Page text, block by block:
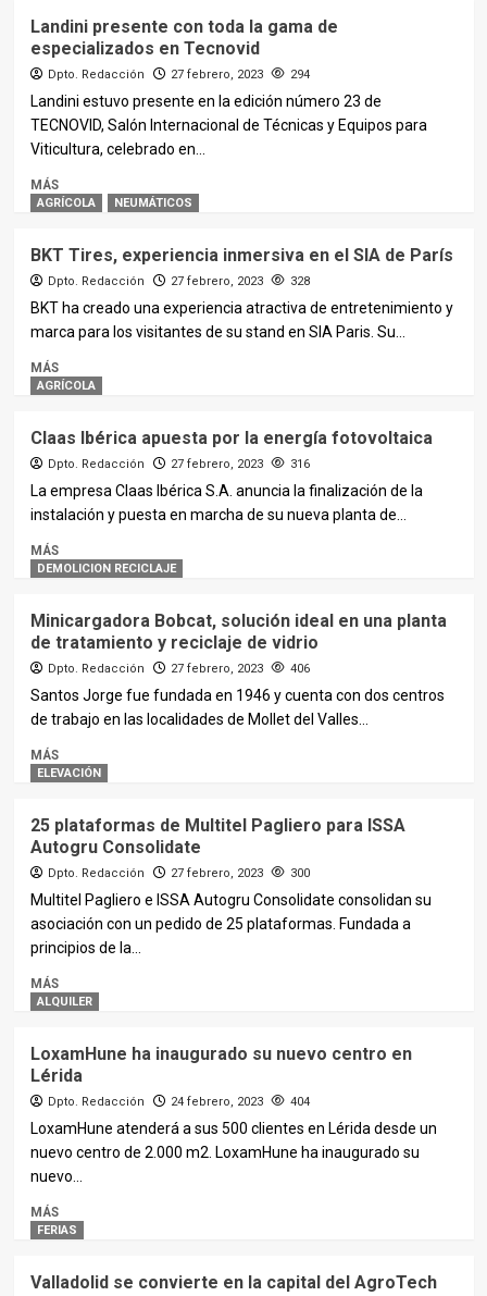
Landini presente con toda la gama de
especializados en Tecnovid
Dpto. Redacción 27 febrero, 2023 294
Landini estuvo presente en la edición número 23 de
TECNOVID, Salón Internacional de Técnicas y Equipos para
Viticultura, celebrado en...
MÁS
AGRÍCOLA NEUMÁTICOS
BKT Tires, experiencia inmersiva en el SIA de París
Dpto. Redacción 27 febrero, 2023 328
BKT ha creado una experiencia atractiva de entretenimiento y
marca para los visitantes de su stand en SIA Paris. Su...
MÁS
AGRÍCOLA
Claas Ibérica apuesta por la energía fotovoltaica
Dpto. Redacción 27 febrero, 2023 316
La empresa Claas Ibérica S.A. anuncia la finalización de la
instalación y puesta en marcha de su nueva planta de...
MÁS
DEMOLICION RECICLAJE
Minicargadora Bobcat, solución ideal en una planta
de tratamiento y reciclaje de vidrio
Dpto. Redacción 27 febrero, 2023 406
Santos Jorge fue fundada en 1946 y cuenta con dos centros
de trabajo en las localidades de Mollet del Valles...
MÁS
ELEVACIÓN
25 plataformas de Multitel Pagliero para ISSA
Autogru Consolidate
Dpto. Redacción 27 febrero, 2023 300
Multitel Pagliero e ISSA Autogru Consolidate consolidan su
asociación con un pedido de 25 plataformas. Fundada a
principios de la...
MÁS
ALQUILER
LoxamHune ha inaugurado su nuevo centro en
Lérida
Dpto. Redacción 24 febrero, 2023 404
LoxamHune atenderá a sus 500 clientes en Lérida desde un
nuevo centro de 2.000 m2. LoxamHune ha inaugurado su
nuevo...
MÁS
FERIAS
Valladolid se convierte en la capital del AgroTech